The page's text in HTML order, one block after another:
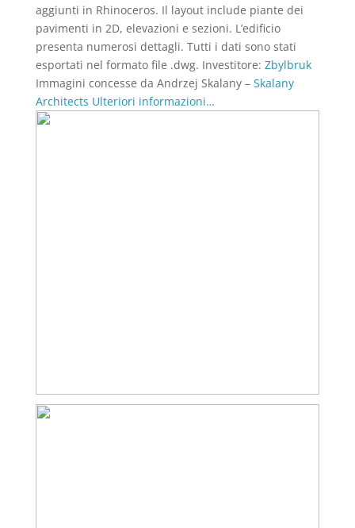
aggiunti in Rhinoceros. Il layout include piante dei
pavimenti in 2D, elevazioni e sezioni. L’edificio
presenta numerosi dettagli. Tutti i dati sono stati
esportati nel formato file .dwg. Investitore: Zbylbruk
Immagini concesse da Andrzej Skalany – Skalany
Architects Ulteriori informazioni…